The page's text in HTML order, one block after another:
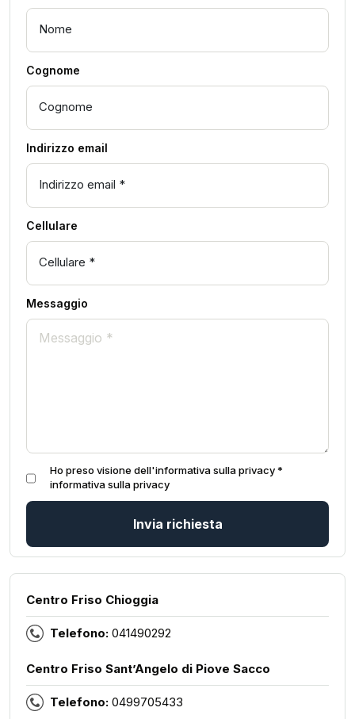
Cognome
Indirizzo email
Cellulare
Messaggio
Ho preso visione dell'informativa sulla privacy *
informativa sulla privacy
Invia richiesta
Centro Friso Chioggia
Telefono: 041490292
Centro Friso Sant’Angelo di Piove Sacco
Telefono: 0499705433